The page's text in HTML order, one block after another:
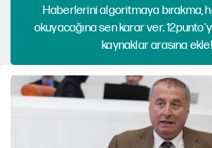
Haberlerini algoritmaya bırakma,
okuyacağına sen karar ver.
kaynaklar arasına ekle!